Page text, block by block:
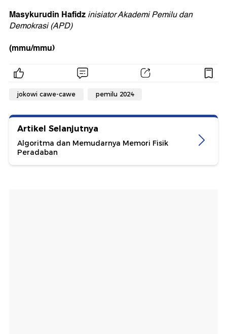
Masykurudin Hafidzinisiator Akademi Pemilu dan
Demokrasi (APD)
(mmu/mmu)
jokowi cawe-cawe pemilu 2024
Artikel Selanjutnya
Algoritma dan Memudarnya Memori Fisik
Peradaban